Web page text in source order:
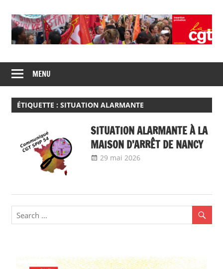
content
CGT
insertion
probation
de
syndicats
CGT
insertion
probation
MENU
ÉTIQUETTE : SITUATION ALARMANTE
SITUATION ALARMANTE À LA
MAISON D’ARRÊT DE NANCY
29 mai 2026